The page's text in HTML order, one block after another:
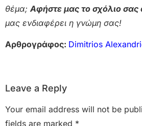
θέμα; Αφήστε μας το σχόλιο
μας ενδιαφέρει η γνώμη σας!
Αρθρογράφος: Dimitrios
Leave a Reply
Your email address will not be
fields are marked *